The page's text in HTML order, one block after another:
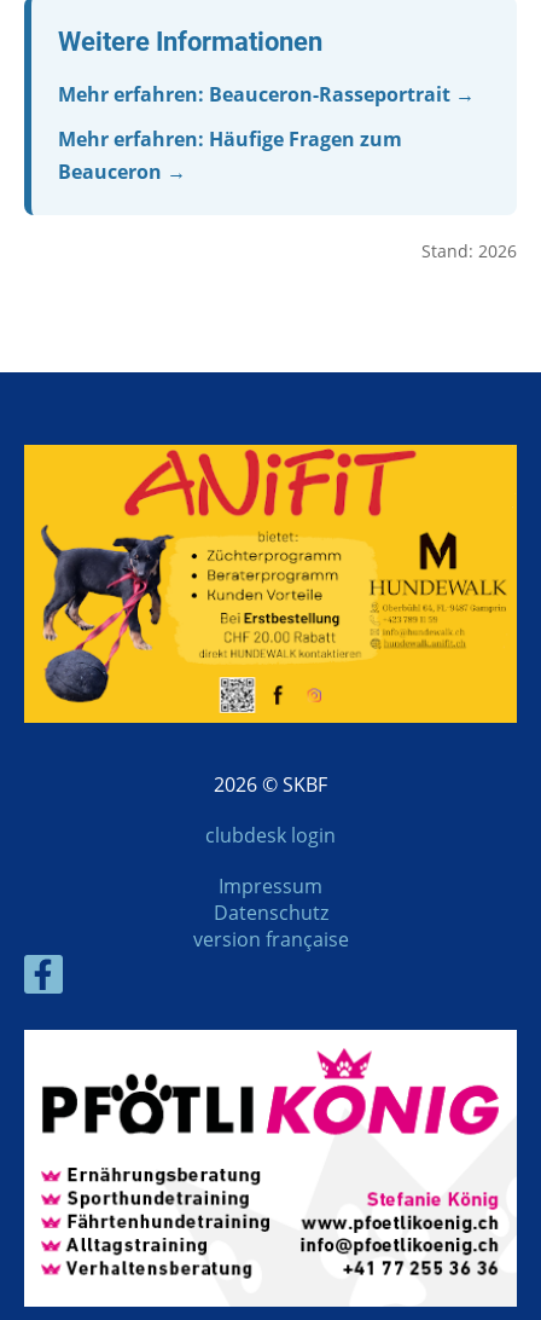
Weitere Informationen
Mehr erfahren: Beauceron-Rasseportrait →
Mehr erfahren: Häufige Fragen zum
Beauceron →
Stand: 2026
2026 © SKBF
clubdesk login
Impressum
Datenschutz
version française